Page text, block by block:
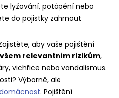
lyžování, potápění nebo
do pojistky zahrnout
aby vaše pojištění
relevantním rizikům,
vichřice nebo vandalismus.
Výborně, ale
. Pojištění